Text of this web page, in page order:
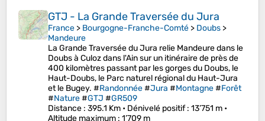
GTJ - La Grande Traversée du Jura
France > Bourgogne-Franche-Comté > Doubs >
Mandeure
La Grande Traversée du Jura relie Mandeure dans le
Doubs à Culoz dans l'Ain sur un itinéraire de près de
400 kilomètres passant par les gorges du Doubs, le
Haut-Doubs, le Parc naturel régional du Haut-Jura
et le Bugey. #Randonnée#Jura #Montagne#Forêt
#Nature#GTJ #GR509
Distance : 395.1 Km • Dénivelé positif: 13’751 m •
Altitude maximum : 1’709 m